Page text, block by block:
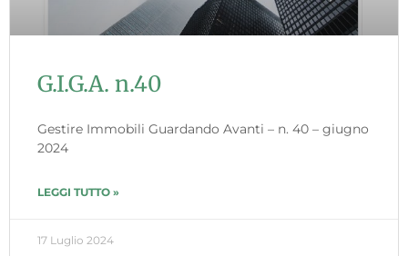
G.I.G.A. n.40
Gestire Immobili Guardando Avanti – n. 40 – giugno
2024
LEGGI TUTTO »
17 Luglio 2024